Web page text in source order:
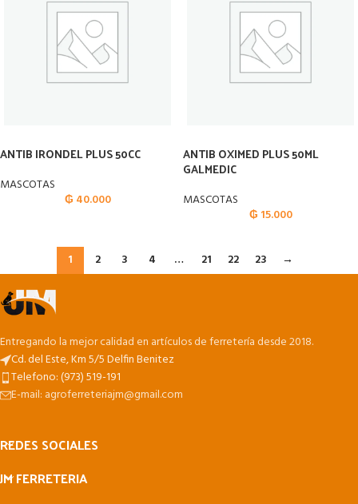
ANTIB IRONDEL PLUS 50CC
MASCOTAS
₲ 40.000
ANTIB OXIMED PLUS 50ML
GALMEDIC
MASCOTAS
₲ 15.000
1 2 3 4 … 21 22 23 →
Entregando la mejor calidad en artículos de ferretería desde 2018.
Cd. del Este, Km 5/5 Delfin Benitez
Telefono: (973) 519-191
E-mail: agroferreteriajm@gmail.com
REDES SOCIALES
JM FERRETERIA